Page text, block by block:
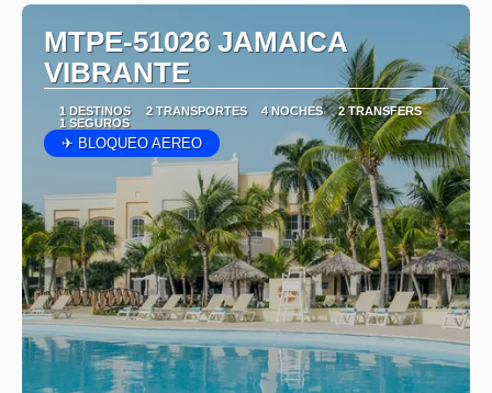
MTPE-51026 JAMAICA
VIBRANTE
1 DESTINOS 2 TRANSPORTES 4 NOCHES
2 TRANSFERS
1 SEGUROS
✈ BLOQUEO AEREO